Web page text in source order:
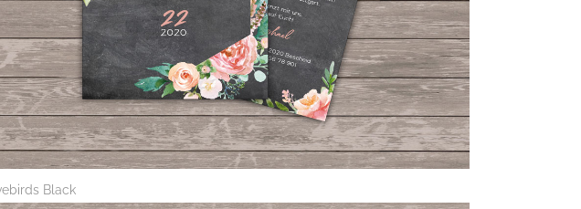
Black